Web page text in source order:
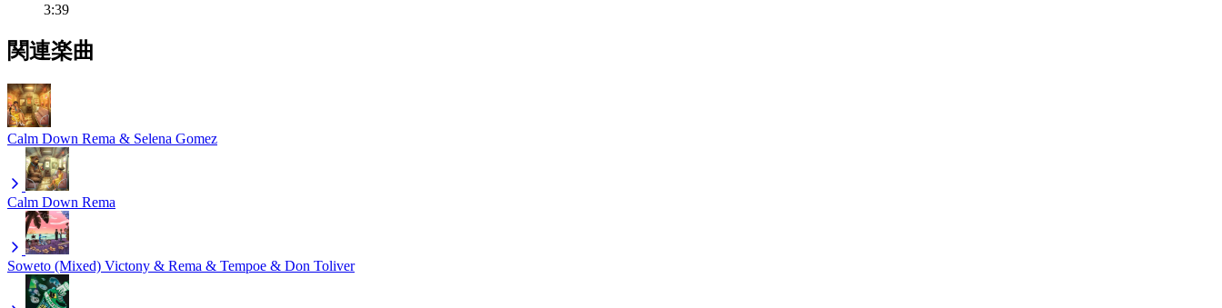
3:39
関連楽曲
Calm Down Rema & Selena Gomez
Calm Down Rema
Soweto (Mixed) Victony & Rema & Tempoe & Don Toliver